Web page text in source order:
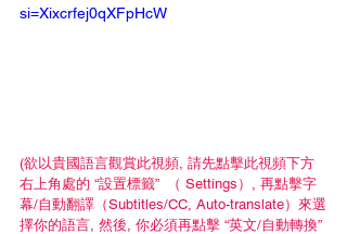
si=Xixcrfej0qXFpHcW
(欲以貴國語言觀賞此視頻, 請先點擊此視頻下方
右上角處的 “設置標籤”  （ Settings）, 再點擊字
幕/自動翻譯（Subtitles/CC, Auto-translate）來選
擇你的語言, 然後, 你必須再點擊 “英文/自動轉換”